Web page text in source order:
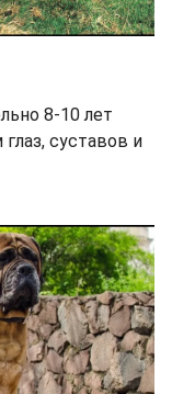
8-10 лет
суставов и